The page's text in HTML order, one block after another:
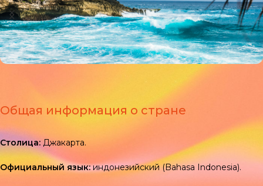
Общая информация о стране
Столица:Джакарта.
Официальный язык:индонезийский (Bahasa Indonesia).